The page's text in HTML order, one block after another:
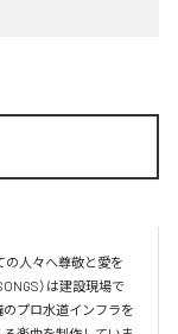
の人々へ尊敬と愛を
）は建設現場で
プロ水道インフラを